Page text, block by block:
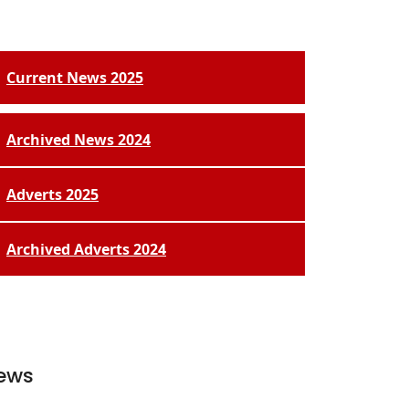
Current News 2025
Archived News 2024
Adverts 2025
Archived Adverts 2024